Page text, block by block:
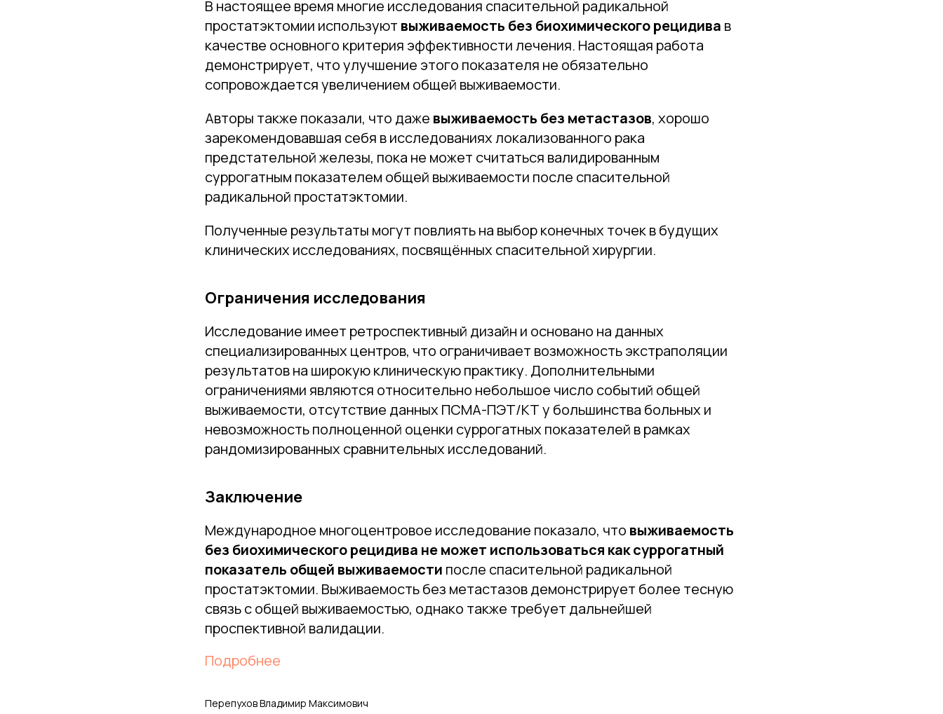
В настоящее время многие исследования спасительной радикальной
простатэктомии используют выживаемость без биохимического рецидива в
качестве основного критерия эффективности лечения. Настоящая работа
демонстрирует, что улучшение этого показателя не обязательно
сопровождается увеличением общей выживаемости.
Авторы также показали, что даже выживаемость без метастазов, хорошо
зарекомендовавшая себя в исследованиях локализованного рака
предстательной железы, пока не может считаться валидированным
суррогатным показателем общей выживаемости после спасительной
радикальной простатэктомии.
Полученные результаты могут повлиять на выбор конечных точек в будущих
клинических исследованиях, посвящённых спасительной хирургии.
Ограничения исследования
Исследование имеет ретроспективный дизайн и основано на данных
специализированных центров, что ограничивает возможность экстраполяции
результатов на широкую клиническую практику. Дополнительными
ограничениями являются относительно небольшое число событий общей
выживаемости, отсутствие данных ПСМА-ПЭТ/КТ у большинства больных и
невозможность полноценной оценки суррогатных показателей в рамках
рандомизированных сравнительных исследований.
Заключение
Международное многоцентровое исследование показало, что выживаемость
без биохимического рецидива не может использоваться как суррогатный
показатель общей выживаемости после спасительной радикальной
простатэктомии. Выживаемость без метастазов демонстрирует более тесную
связь с общей выживаемостью, однако также требует дальнейшей
проспективной валидации.
Подробнее
Перепухов Владимир Максимович